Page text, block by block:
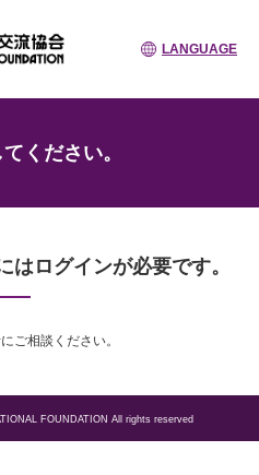
LANGUAGE
ください。
はログインが必要です。
ご相談ください。
FOUNDATION All rights reserved